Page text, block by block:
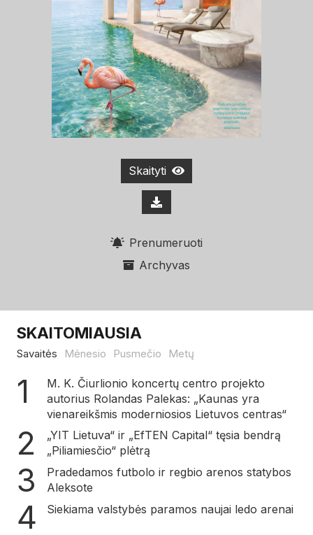
Skaityti
Prenumeruoti
Archyvas
SKAITOMIAUSIA
Savaitės Mėnesio Pusmečio Metų
M. K. Čiurlionio koncertų centro projekto
autorius Rolandas Palekas: „Kaunas yra
vienareikšmis moderniosios Lietuvos centras“
„YIT Lietuva“ ir „EfTEN Capital“ tęsia bendrą
„Piliamiesčio“ plėtrą
Pradedamos futbolo ir regbio arenos statybos
Aleksote
Siekiama valstybės paramos naujai ledo arenai